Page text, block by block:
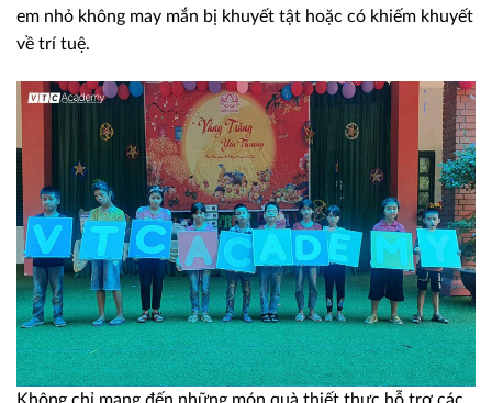
em nhỏ không may mắn bị khuyết tật hoặc có khiếm khuyết
về trí tuệ.